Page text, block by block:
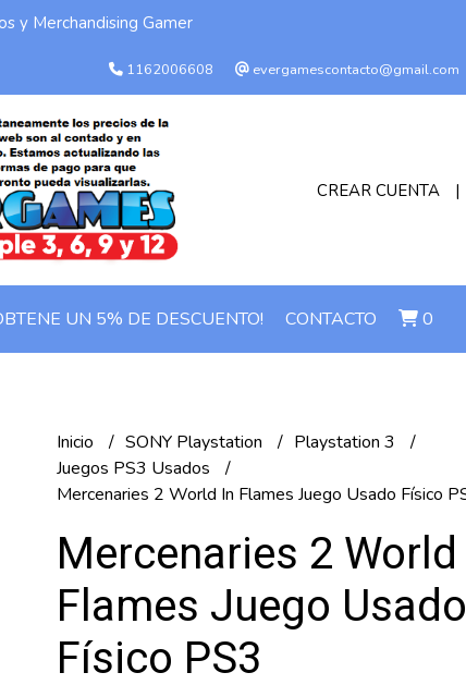
y Merchandising Gamer
1162006608 evergamescontacto@gmail.com
CREAR CUENTA
UN 5% DE DESCUENTO! CONTACTO 0
Inicio SONY Playstation
Playstation 3
Juegos PS3 Usados
Mercenaries 2 World In Flames Juego Usado Físico
Mercenaries 2
Flames Juego Usado
Físico PS3